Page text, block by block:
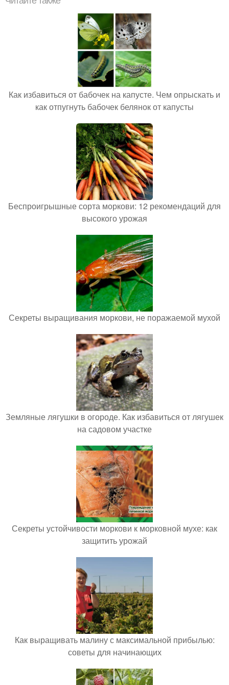
Как избавиться от бабочек на капусте. Чем опрыскать и
как отпугнуть бабочек белянок от капусты
Беспроигрышные сорта моркови: 12 рекомендаций для
высокого урожая
Секреты выращивания моркови, не поражаемой мухой
Земляные лягушки в огороде. Как избавиться от лягушек
на садовом участке
Секреты устойчивости моркови к морковной мухе: как
защитить урожай
Как выращивать малину с максимальной прибылью:
советы для начинающих